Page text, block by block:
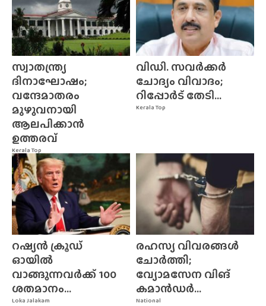
Kerala Top
സ്വാതന്ത്ര്യ
ദിനാഘോഷം;
വന്ദേമാതരം
മുഴുവനായി
ആലപിക്കാൻ
ഉത്തരവ്
Kerala Top
വിഡി. സവർക്കർ
ചോദ്യം വിവാദം;
റിപ്പോർട് തേടി...
Loka Jalakam
റഷ്യൻ ക്രൂഡ്
ഓയിൽ
വാങ്ങുന്നവർക്ക് 100
ശതമാനം...
National
രഹസ്യ വിവരങ്ങൾ
ചോർത്തി;
വ്യോമസേന വിങ്‌
കമാൻഡർ...